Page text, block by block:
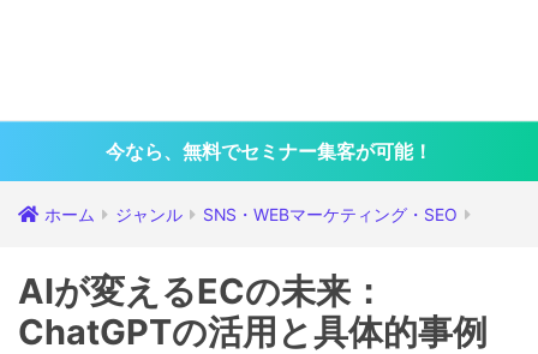
今なら、無料でセミナー集客が可能！
ホーム ジャンル SNS・WEBマーケティング・SEO
AIが変えるECの未来：
ChatGPTの活用と具体的事例